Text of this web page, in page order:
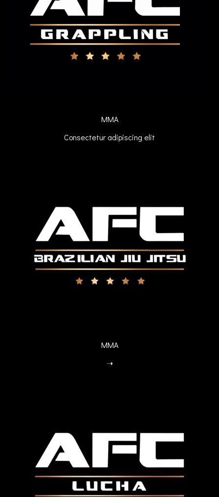
MMA
Consectetur adipiscing elit
MMA
➝